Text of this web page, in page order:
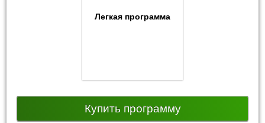
Легкая программа
Купить программу